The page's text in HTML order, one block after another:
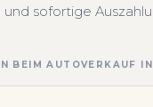
sofortige
BEIM AUTOVERKAUF